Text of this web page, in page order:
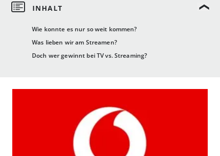
Wie konnte es nur so weit kommen?
Was lieben wir am Streamen?
Doch wer gewinnt bei TV vs. Streaming?